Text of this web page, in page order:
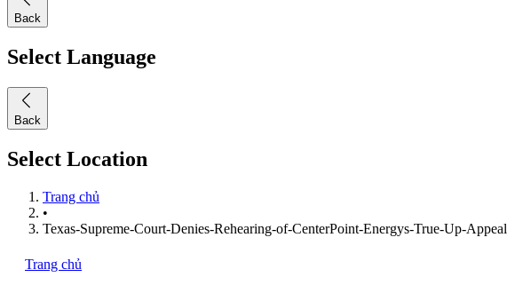
Back
Select Language
Back
Select Location
Trang chủ
•
Texas-Supreme-Court-Denies-Rehearing-of-CenterPoint-Energys-True-Up-Appeal
Trang chủ